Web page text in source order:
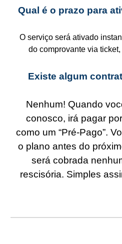
Qual é o prazo para
O serviço será ativado
do comprovante via
Existe algum
Nenhum! Quando
conosco, irá pagar
como um “Pré-Pago”.
o plano antes do
será cobrada
rescisória. Simples